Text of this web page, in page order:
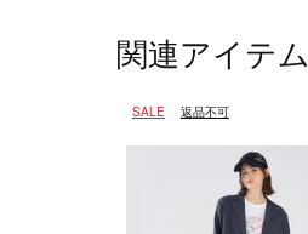
関連アイテム
SALE 返品不可